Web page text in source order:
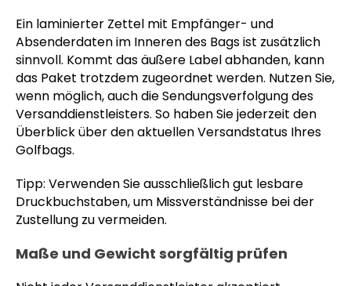
Ein laminierter Zettel mit Empfänger- und
Absenderdaten im Inneren des Bags ist zusätzlich
sinnvoll. Kommt das äußere Label abhanden, kann
das Paket trotzdem zugeordnet werden. Nutzen Sie,
wenn möglich, auch die Sendungsverfolgung des
Versanddienstleisters. So haben Sie jederzeit den
Überblick über den aktuellen Versandstatus Ihres
Golfbags.
Tipp: Verwenden Sie ausschließlich gut lesbare
Druckbuchstaben, um Missverständnisse bei der
Zustellung zu vermeiden.
Maße und Gewicht sorgfältig prüfen